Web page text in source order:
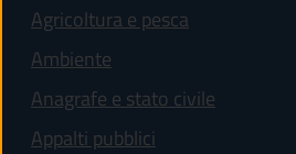
Agricoltura e pesca
Ambiente
Anagrafe e stato civile
Appalti pubblici